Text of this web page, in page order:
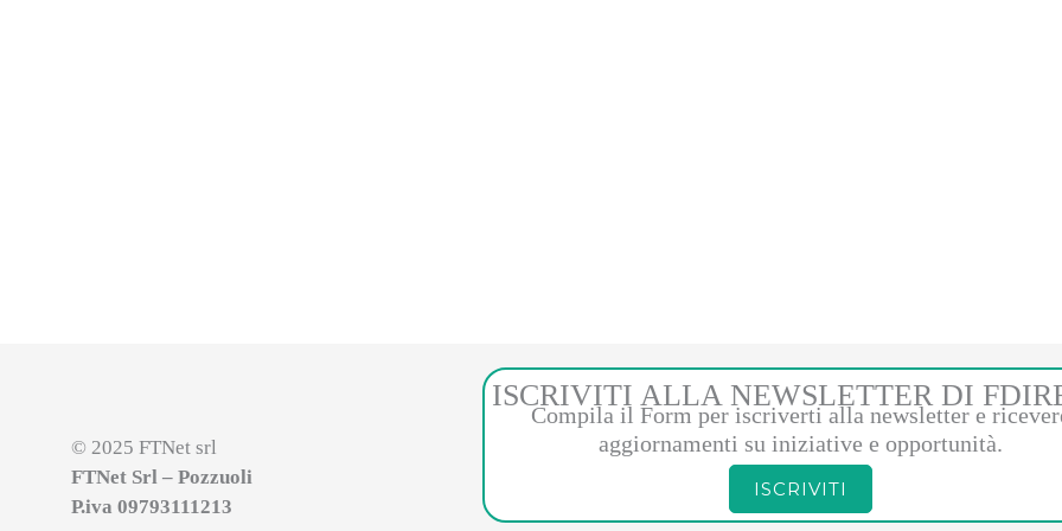
© 2025 FTNet srl
FTNet Srl – Pozzuoli
P.iva 09793111213
ISCRIVITI ALLA NEWSLETTER DI
Compila il Form per iscriverti alla newsletter e
aggiornamenti su iniziative e opportunità.
ISCRIVITI